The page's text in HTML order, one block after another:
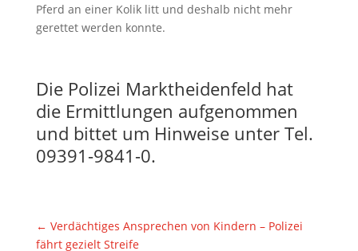
Pferd an einer Kolik litt und deshalb nicht mehr
gerettet werden konnte.
Die Polizei Marktheidenfeld hat
die Ermittlungen aufgenommen
und bittet um Hinweise unter Tel.
09391-9841-0.
← Verdächtiges Ansprechen von Kindern – Polizei
fährt gezielt Streife